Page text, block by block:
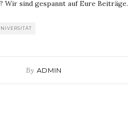
Wir sind gespannt auf Eure Beiträge.
By ADMIN